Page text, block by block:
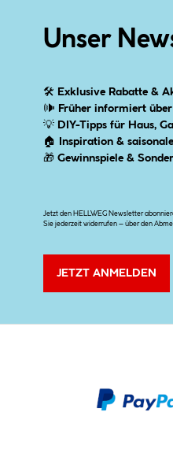
Unser
🛠 Exklusive Rabatte &
🕪 Früher informiert
💡 DIY-Tipps für Haus,
🏠
Inspiration &
🎁Gewinnspiele &
Jetzt den HELLWEG Newsletter
Sie jederzeit widerrufen – über den
JETZT ANMELDEN